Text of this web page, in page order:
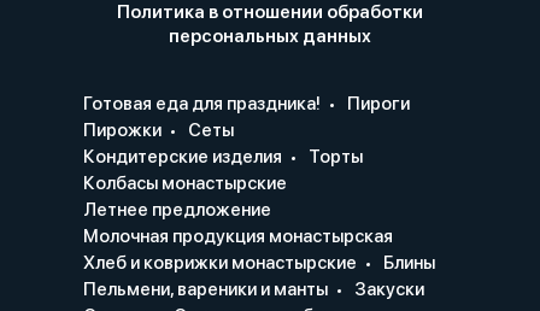
Политика в отношении обработки
персональных данных
Готовая еда для праздника!
Пироги
Пирожки
Сеты
Кондитерские изделия
Торты
Колбасы монастырские
Летнее предложение
Молочная продукция монастырская
Хлеб и коврижки монастырские
Блины
Пельмени, вареники и манты
Закуски